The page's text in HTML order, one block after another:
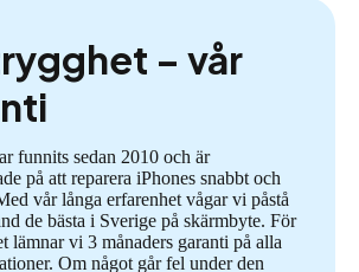
– vår
funnits sedan 2010 och är
på att reparera iPhones snabbt och
vår långa erfarenhet vågar vi påstå
de bästa i Sverige på skärmbyte. För
lämnar vi 3 månaders garanti på alla
Om något går fel under den